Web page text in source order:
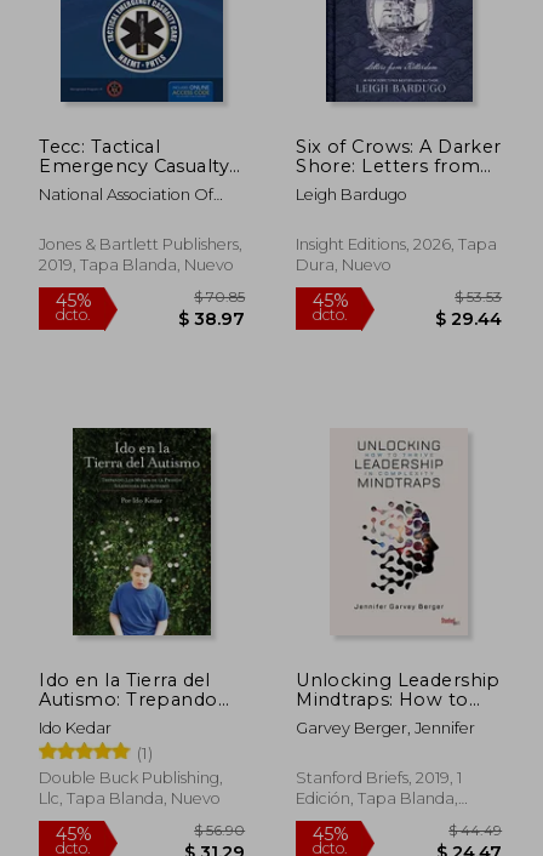
40% $ 63.36 45%
45%
dcto.
$ 64.50 45%
dcto.
Tecc: Tactical
Emergency Casualty
Care (en Inglés)
National Association Of
Jones & Bartlett Publishers,
2019, Tapa Blanda, Nuevo
Six of Crows: A Darker
Shore: Letters from
Ketterdam (en Inglés)
Leigh Bardugo
Insight Editions, 2026, Tapa
Dura, Nuevo
Ido en la Tierra del
Autismo: Trepando
los Muros de la
Prisión Silenciosa del
Autismo
Ido Kedar
(1)
Double Buck Publishing,
Llc, Tapa Blanda, Nuevo
Unlocking Leadership
Mindtraps: How to
Thrive in Complexity
(en Inglés)
Garvey Berger, Jennifer
Stanford Briefs, 2019, 1
Edición, Tapa Blanda,
Nuevo